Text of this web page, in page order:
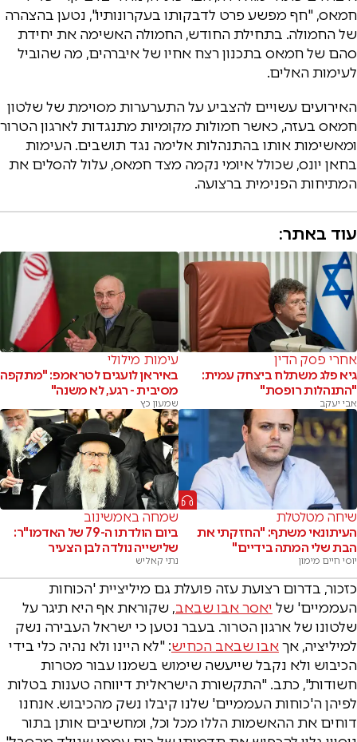
חמאס, "חף מפשע פרט לדבקותו בעקרונותיו", נטען בהצהרה
של החמולה. בתחילת החודש, החמולה האשימה את יחידת
סהם של חמאס בתכנון רצח אחיו של איברהים, מה שהוביל
לעימות האלים.
האירועים עשויים להצביע על התערערות מסוימת של שלטון
חמאס בעזה, כאשר חמולות מקומיות מתנגדות לארגון הטרור
ומאשימות אותו בהתנהלות אלימה נגד תושבים. העימות
בחאן יונס, שכולל איומי נקמה מצד חמאס, עלול להסלים את
המתיחות הפנימית ברצועה.
עוד באתר:
אחרי פסק הדין
גיא פלג משתלח ביצחק עמית:
"התנהלות רופסת"
אבי יעקב
עימות מילולי
באיראן לועגים לטראמפ: "מתקפה
מסיבית - רגע, לא משנה"
שמעון כץ
שיחה מטלטלת
העיתונאי משתף: "החזקתי את
הבת שלי המתה בידיים"
יוסי חיים מימון
שמחה באמשינוב
ביום הולדתו ה-79 של האדמו"ר:
שלישייה נולדה לבן הצעיר
נתי קאליש
כזכור, בדרום רצועת עזה פועלת גם מיליציית 'הכוחות
העממיים' של יאסר אבו שבאב, שקוראת אף היא תיגר על
שלטונו של ארגון הטרור. בעבר נטען כי ישראל העבירה נשק
למיליציה, אךאבו שבאב הכחיש: "לא היינו ולא נהיה כלי בידי
הכיבוש ולא נקבל שייעשה שימוש בשמנו עבור מטרות
חשודות", כתב. "התקשורת הישראלית דיווחה טענות בטלות
לפיהן ה'כוחות העממיים' שלנו קיבלו נשק מהכיבוש. אנחנו
דוחים את ההאשמות הללו מכל וכל, ומחשיבים אותן בתור